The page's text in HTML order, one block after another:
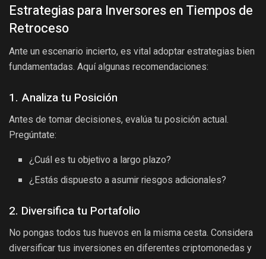
Estrategias para Inversores en Tiempos de
Retroceso
Ante un escenario incierto, es vital adoptar estrategias bien
fundamentadas. Aquí algunas recomendaciones:
1. Analiza tu Posición
Antes de tomar decisiones, evalúa tu posición actual.
Pregúntate:
¿Cuál es tu objetivo a largo plazo?
¿Estás dispuesto a asumir riesgos adicionales?
2. Diversifica tu Portafolio
No pongas todos tus huevos en la misma cesta. Considera
diversificar tus inversiones en diferentes criptomonedas y